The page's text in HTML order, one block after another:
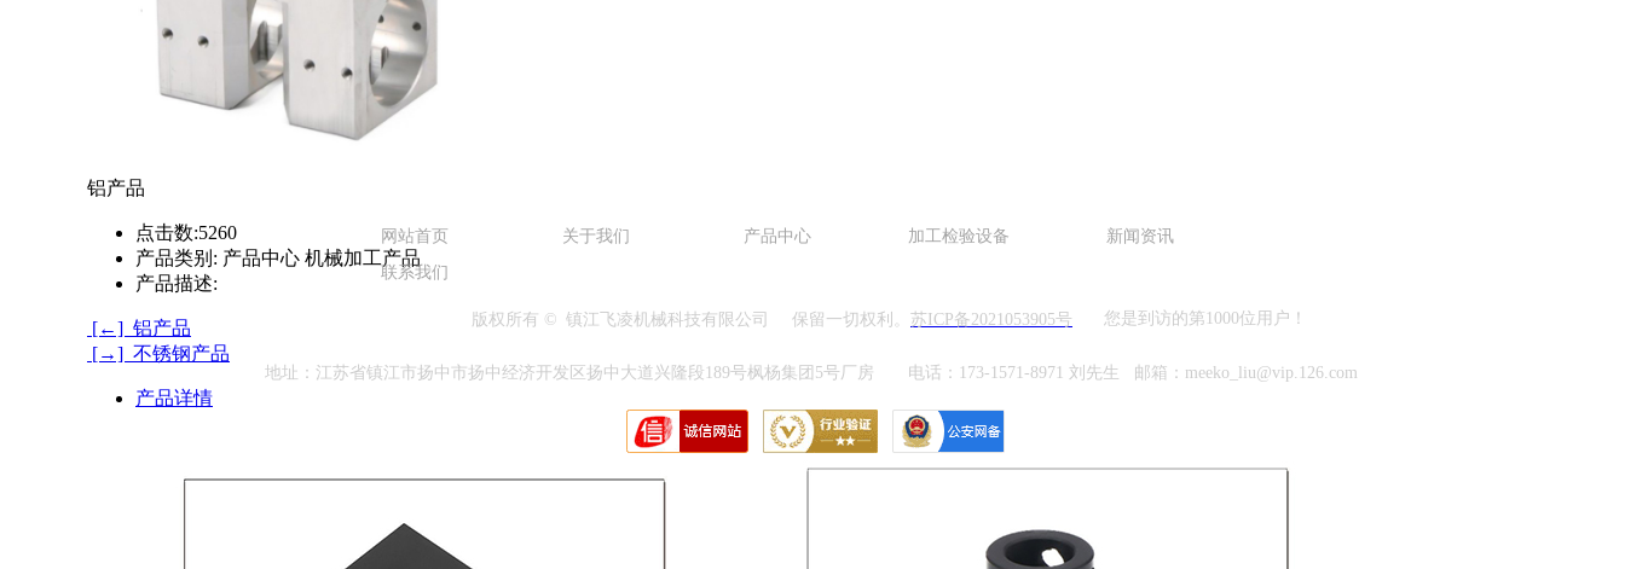
铝产品
点击数:5260
产品类别: 产品中心 机械加工产品
产品描述:
[←] 铝产品
[→] 不锈钢产品
产品详情
网站首页 关于我们 产品中心 加工检验设备
新闻资讯
联系我们
版权所有 © 镇江飞凌机械科技有限公司 保留一切权利。 苏ICP备2021053905号
地址：江苏省镇江市扬中市扬中经济开发区扬中大道兴隆段189号枫杨集团5号厂房 电话：173-1571-8971 刘先生 邮箱：meeko_liu@vip.126.com
您是到访的第1000位用户！